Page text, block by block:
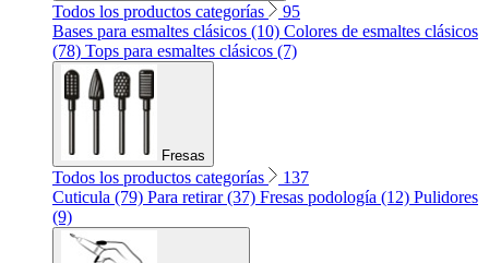
Todos los productos categorías
95
Bases para esmaltes clásicos (10) Colores de esmaltes clásicos
(78) Tops para esmaltes clásicos (7)
Fresas
Todos los productos categorías
137
Cuticula (79) Para retirar (37) Fresas podología (12) Pulidores
(9)